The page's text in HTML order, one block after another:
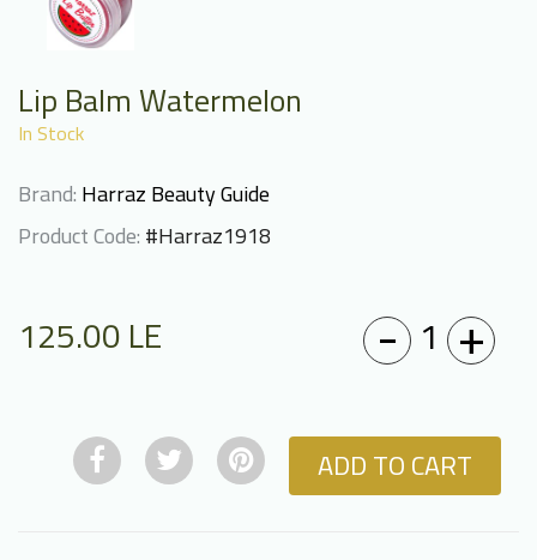
Lip Balm Watermelon
In Stock
Brand:Harraz Beauty Guide
Product Code:#Harraz1918
125.00LE - 1 +
ADD TO CART